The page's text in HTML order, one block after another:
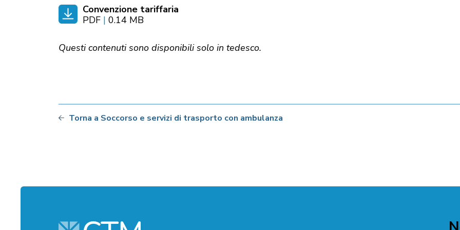
Convenzione tariffaria
PDF | 0.14 MB
Questi contenuti sono disponibili solo in tedesco.
Torna a Soccorso e servizi di trasporto con ambulanza